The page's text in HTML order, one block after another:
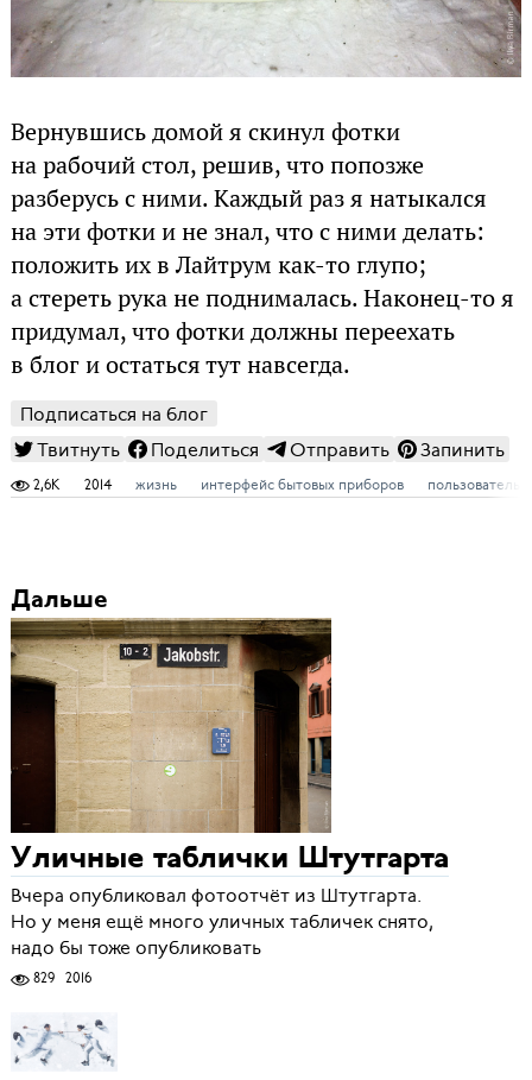
Вернувшись домой я скинул фотки
на рабочий стол, решив, что попозже
разберусь с ними. Каждый раз я натыкался
на эти фотки и не знал, что с ними делать:
положить их в Лайтрум как-то глупо;
а стереть рука не поднималась. Наконец-то я
придумал, что фотки должны переехать
в блог и остаться тут навсегда.
Подписаться на блог
Твитнуть
Поделиться Отправить Запинить
2,6K 2014 жизнь интерфейс бытовых приборов
Дальше
Уличные таблички Штутгарта
Вчера опубликовал фотоотчёт из Штутгарта.
Но у меня ещё много уличных табличек снято,
надо бы тоже опубликовать
829 2016